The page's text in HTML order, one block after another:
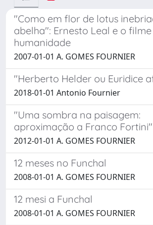
"Como em flor de lotus
abelha": Ernesto Leal e o
humanidade
2007-01-01 A. GOMES FOURNIER
"Herberto Helder ou Euridice
2018-01-01 Antonio Fournier
"Uma sombra na paisagem:
aproximação a Franco Fortini"
2012-01-01 A. GOMES FOURNIER
12 meses no Funchal
2008-01-01 A. GOMES FOURNIER
12 mesi a Funchal
2008-01-01 A. GOMES FOURNIER